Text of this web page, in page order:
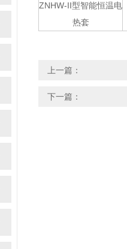
ZNHW-II型智能恒温电
热套
上一篇：
下一篇：